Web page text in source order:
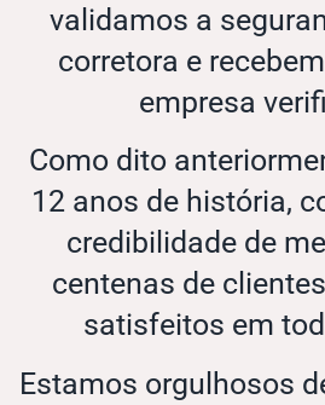
validamos a
corretora e
empresa
Como dito
12 anos de história,
credibilidade de
centenas de
satisfeitos em
Estamos orgulhosos